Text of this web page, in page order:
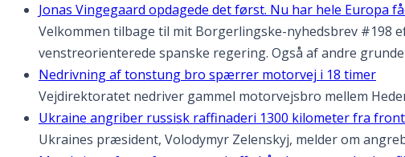
Jonas Vingegaard opdagede det først. Nu har hele Europa
Velkommen tilbage til mit Borgerlingske-nyhedsbrev #198
venstreorienterede spanske regering. Også af andre
Nedrivning af tonstung bro spærrer motorvej i 18 timer
Vejdirektoratet nedriver gammel motorvejsbro mellem
Ukraine angriber russisk raffinaderi 1300 kilometer fra
Ukraines præsident, Volodymyr Zelenskyj, melder om